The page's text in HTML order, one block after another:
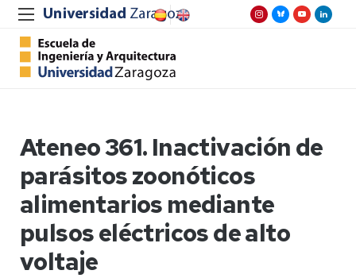
Ateneo 361. Inactivación de
parásitos zoonóticos
alimentarios mediante
pulsos eléctricos de alto
voltaje